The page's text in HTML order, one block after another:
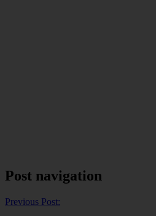
Post navigation
Previous Post: